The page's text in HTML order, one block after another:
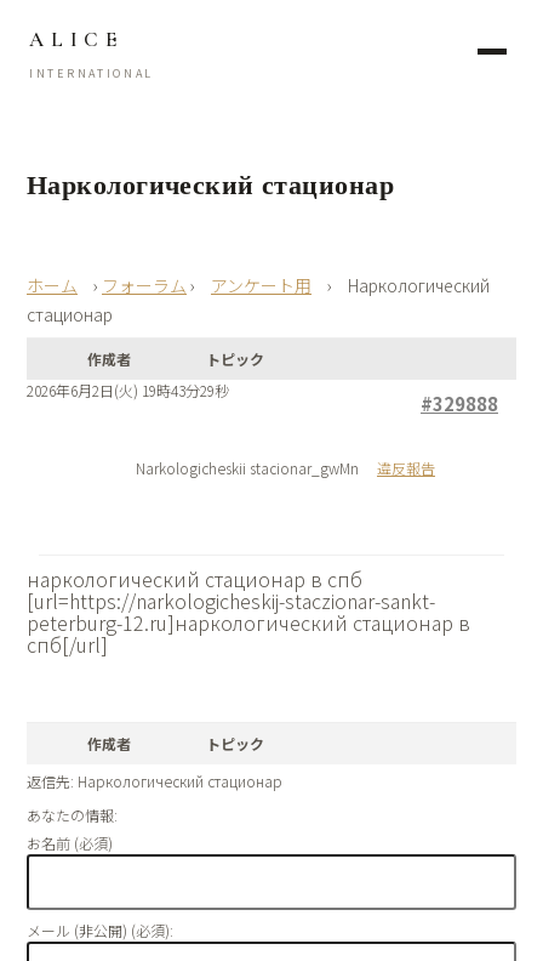
ALICE
INTERNATIONAL
Наркологический стационар
› フォーラム › アンケート用 ›
Наркологический
стационар
作成者
トピック
2026年6月2日(火) 19時43分29秒
#329888
Narkologicheskii stacionar_gwMn 違反報告
наркологический стационар в спб
[url=https://narkologicheskij-staczionar-sankt-
peterburg-12.ru]наркологический стационар в
спб[/url]
作成者
トピック
返信先: Наркологический стационар
あなたの情報:
お名前 (必須)
メール (非公開) (必須):